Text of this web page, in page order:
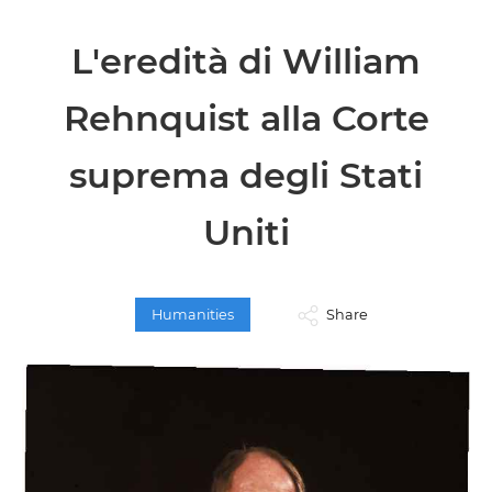
L'eredità di William
Rehnquist alla Corte
suprema degli Stati
Uniti
Humanities Share